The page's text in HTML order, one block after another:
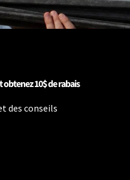
10$ de rabais
des conseils